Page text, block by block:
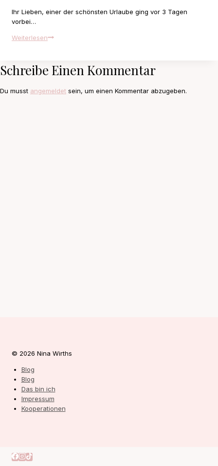
Ihr Lieben, einer der schönsten Urlaube ging vor 3 Tagen
vorbei…
WeiterlesenLas
Grand
Canyon
Schreibe Einen Kommentar
Du musst angemeldet sein, um einen Kommentar abzugeben.
© 2026 Nina Wirths
Blog
Blog
Das bin ich
Impressum
Kooperationen